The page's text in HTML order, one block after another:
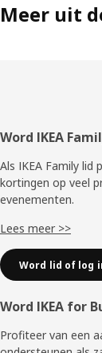
Meer uit
Voettekst
Word IKEA
Als IKEA Family lid
kortingen op veel
evenementen.
Lees meer >>
Word lid of log
Word IKEA for
Profiteer van een